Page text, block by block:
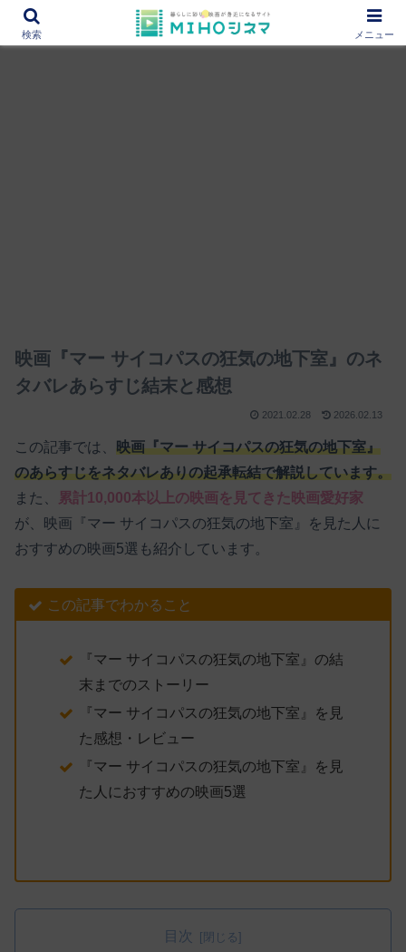
12000作品を紹介！あなたの映画図書館『MIHOシネマ』
映画『マー サイコパスの狂気の地下室』のネ
タバレあらすじ結末と感想
2021.02.28 2026.02.13
この記事では、 映画『マー サイコパスの狂気の地下室』
のあらすじをネタバレありの起承転結で解説しています。
また、
累計10,000本以上の映画を見てきた映画愛好家
が、映画『マー サイコパスの狂気の地下室』を見た人に
おすすめの映画5選も紹介しています。
この記事でわかること
『マー サイコパスの狂気の地下室』の結
末までのストーリー
『マー サイコパスの狂気の地下室』を見
た感想・レビュー
『マー サイコパスの狂気の地下室』を見
た人におすすめの映画5選
目次
検索 メニュー